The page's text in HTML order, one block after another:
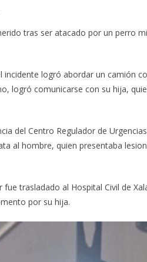
tras ser atacado por un perro
logró abordar un camión
logró comunicarse con su hija,
del Centro Regulador de
al hombre, quien presentaba
trasladado al Hospital Civil de
por su hija.